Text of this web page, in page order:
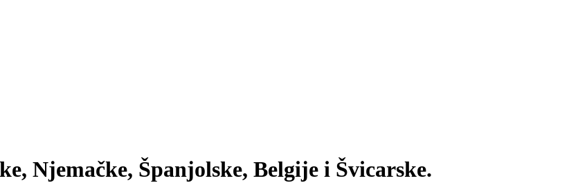
Njemačke, Španjolske, Belgije i Švicarske.